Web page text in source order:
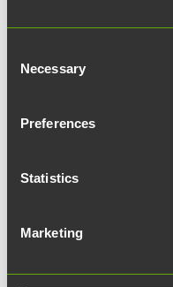
Selection
Necessary
Preferences
Statistics
Marketing